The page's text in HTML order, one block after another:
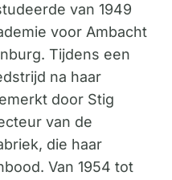
van 1949
voor Ambacht
Tijdens een
na haar
door Stig
van de
die haar
Van 1954 tot